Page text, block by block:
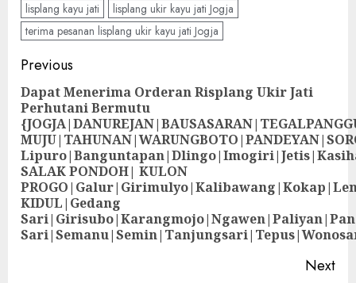
lisplang kayu jati
lisplang ukir kayu jati Jogja
terima pesanan lisplang ukir kayu jati Jogja
Previous
Dapat Menerima Orderan Risplang Ukir Jati
Perhutani Bermutu
SALAK PONDOH| KULON
KIDUL|Gedang
Next